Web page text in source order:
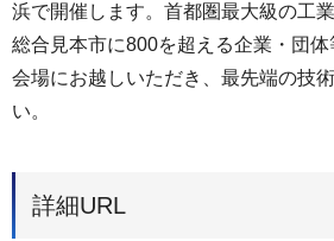
浜で開催します。首都圏最大級の工
総合見本市に800を超える企業・団
会場にお越しいただき、最先端の技
い。
詳細URL